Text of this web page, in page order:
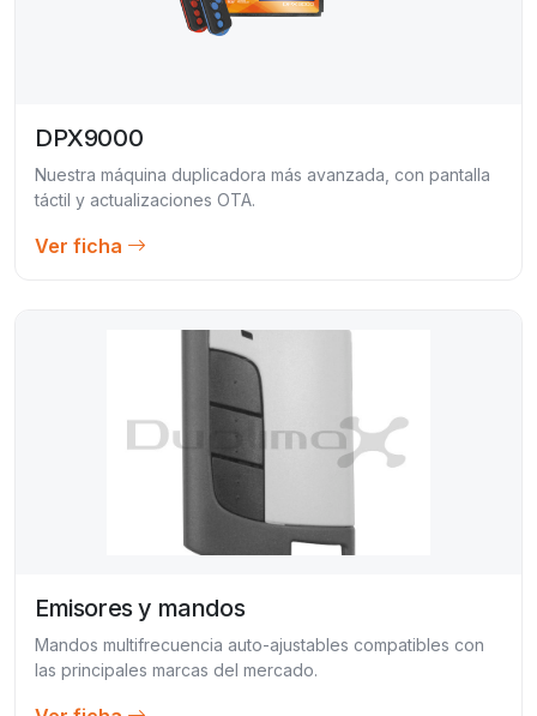
DPX9000
Nuestra máquina duplicadora más avanzada, con pantalla
táctil y actualizaciones OTA.
Ver ficha
Emisores y mandos
Mandos multifrecuencia auto-ajustables compatibles con
las principales marcas del mercado.